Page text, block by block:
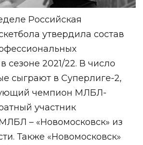
Российская
утвердила состав
сезоне 2021/22. В число
сыграют в Суперлиге-2,
чемпион МЛБЛ-
участник
– «Новомосковск» из
Также «Новомосковск»